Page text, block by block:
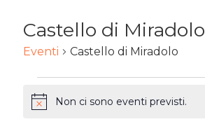
Castello di Miradolo
Eventi Castello di Miradolo
EVENTI
NoticeNon ci sono eventi previsti.